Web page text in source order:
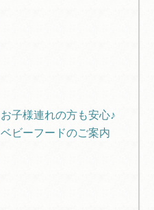
お子様連れの方も安心♪
ベビーフードのご案内